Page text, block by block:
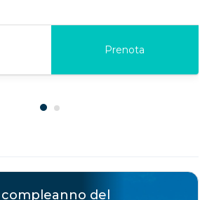
Prenota
del